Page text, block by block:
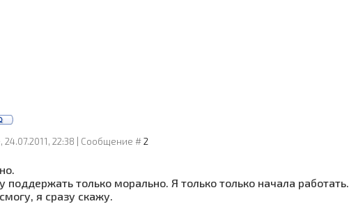
24.07.2011, 22:38 | Сообщение #2
поддержать только морально. Я только только начала работать.
я сразу скажу.